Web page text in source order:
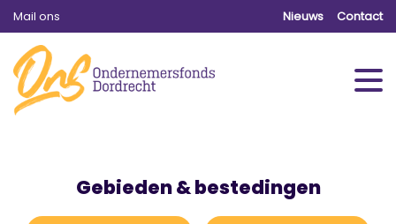
Mail ons Nieuws Contact
Gebieden & bestedingen